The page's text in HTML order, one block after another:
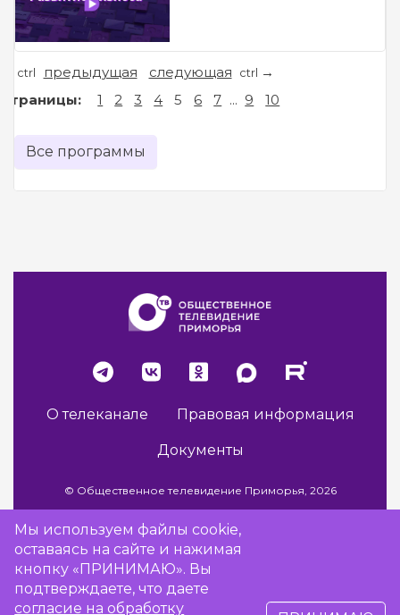
ctrl предыдущая следующая ctrl →
Страницы: 1 2 3 4 5 6 7 ... 9 10
Все программы
О телеканале Правовая информация
Документы
© Общественное телевидение Приморья, 2026
Разработка сайта -Vladweb
Мы используем файлы cookie,
оставаясь на сайте и нажимая
кнопку «ПРИНИМАЮ». Вы
подтверждаете, что даете
согласие на обработку